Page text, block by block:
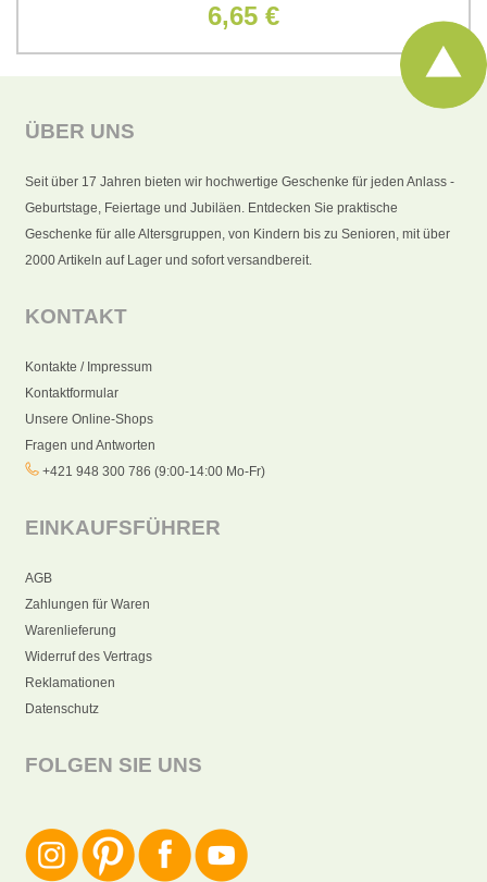
6,65 €
ÜBER UNS
Seit über 17 Jahren bieten wir hochwertige Geschenke für jeden Anlass -
Geburtstage, Feiertage und Jubiläen. Entdecken Sie praktische
Geschenke für alle Altersgruppen, von Kindern bis zu Senioren, mit über
2000 Artikeln auf Lager und sofort versandbereit.
KONTAKT
Kontakte / Impressum
Kontaktformular
Unsere Online-Shops
Fragen und Antworten
+421 948 300 786 (9:00-14:00 Mo-Fr)
EINKAUFSFÜHRER
AGB
Zahlungen für Waren
Warenlieferung
Widerruf des Vertrags
Reklamationen
Datenschutz
FOLGEN SIE UNS